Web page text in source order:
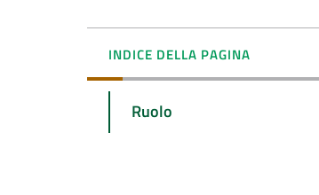
INDICE DELLA PAGINA
Ruolo